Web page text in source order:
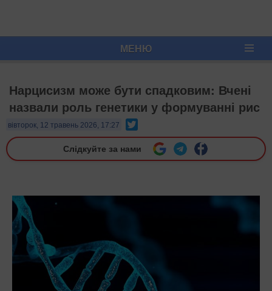
МЕНЮ
Нарцисизм може бути спадковим: Вчені
назвали роль генетики у формуванні рис
вівторок, 12 травень 2026, 17:27
Слідкуйте за нами